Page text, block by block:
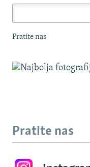
Pratite nas
Pratite nas